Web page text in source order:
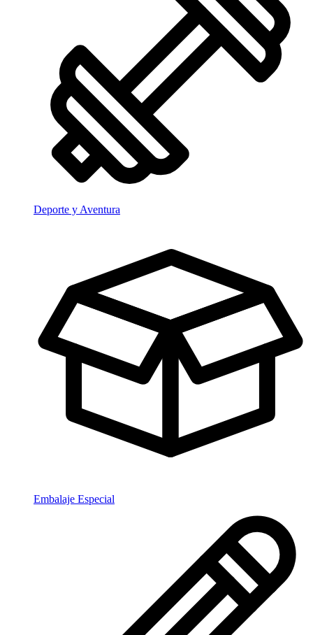
Deporte y Aventura
Embalaje Especial